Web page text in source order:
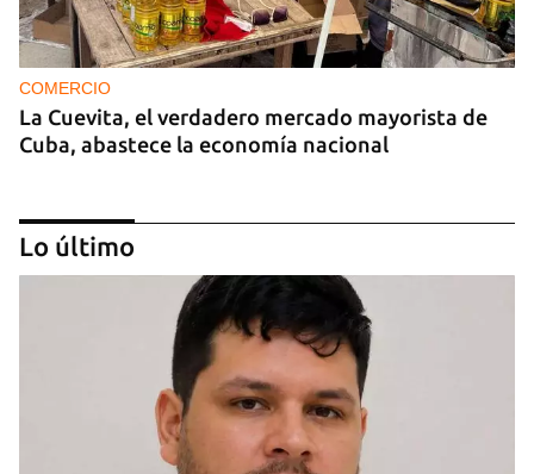
COMERCIO
La Cuevita, el verdadero mercado mayorista de
Cuba, abastece la economía nacional
Lo último